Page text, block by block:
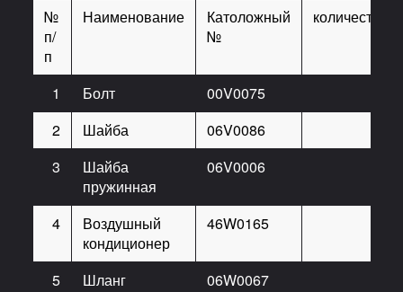
№
п/
п
Наименование
Католожный
№
количество
1 Болт 00V0075
2
Шайба 06V0086
3
Шайба
пружинная
06V0006
4
Воздушный
кондиционер
46W0165
5 Шланг 06W0067